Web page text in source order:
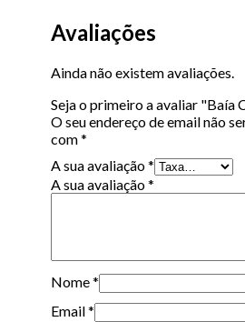
Avaliações
Ainda não existem avaliações.
Seja o primeiro a avaliar "Baía
O seu endereço de email não
com*
A sua avaliação*
A sua avaliação*
Nome*
Email*